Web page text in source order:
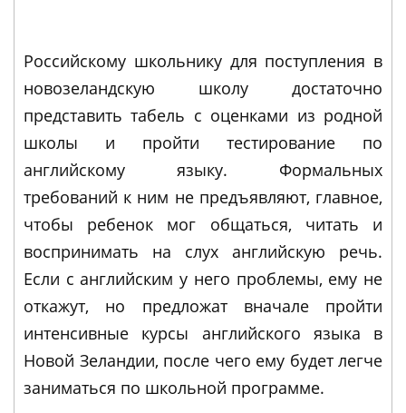
Российскому школьнику для поступления в
новозеландскую школу достаточно
представить табель с оценками из родной
школы и пройти тестирование по
английскому языку. Формальных
требований к ним не предъявляют, главное,
чтобы ребенок мог общаться, читать и
воспринимать на слух английскую речь.
Если с английским у него проблемы, ему не
откажут, но предложат вначале пройти
интенсивные курсы английского языка в
Новой Зеландии, после чего ему будет легче
заниматься по школьной программе.